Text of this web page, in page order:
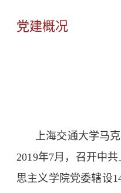
党建概况
上海交通大学马
2019年7月，召开中
思主义学院党委辖设